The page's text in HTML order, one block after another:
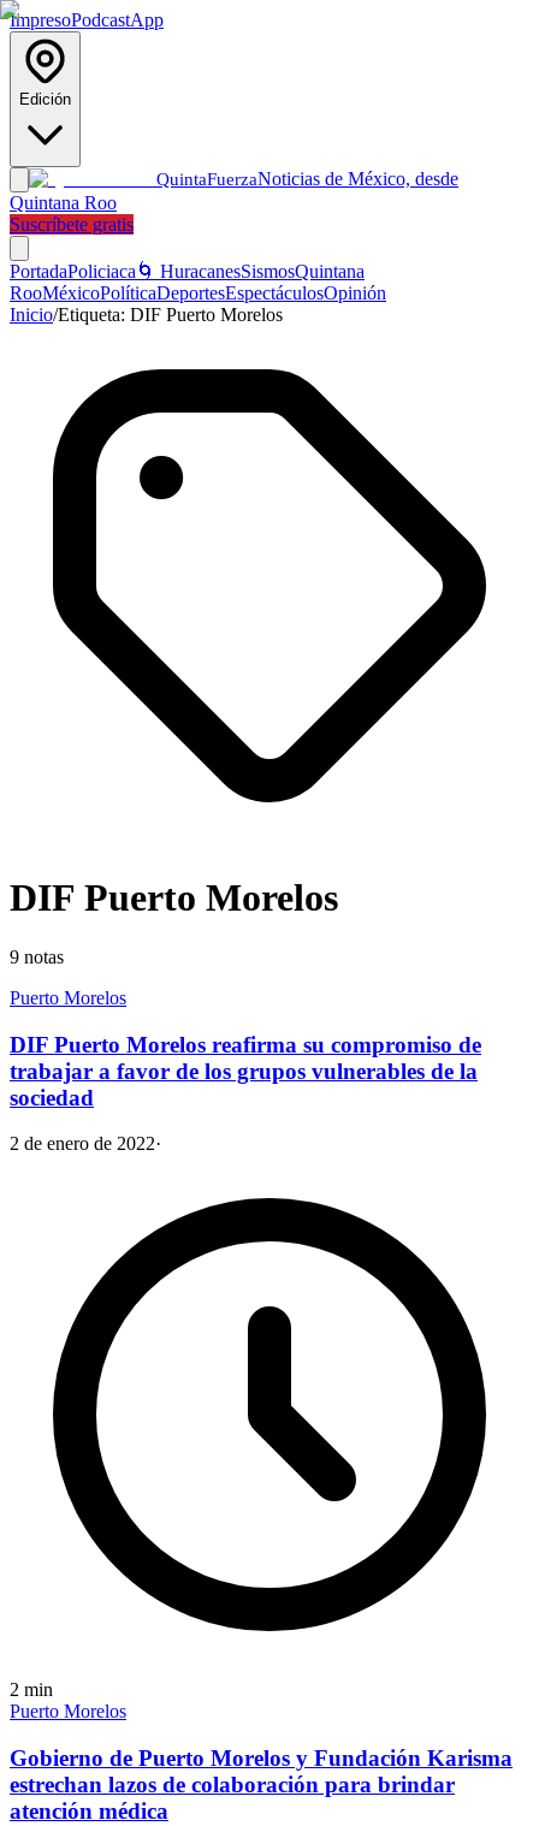
ImpresoPodcastApp
Edición
QuintaFuerzaNoticias de México, desde
Quintana Roo
Suscríbete gratis
PortadaPoliciaca 🌀 HuracanesSismosQuintana
RooMéxicoPolíticaDeportesEspectáculosOpinión
Inicio/Etiqueta: DIF Puerto Morelos
DIF Puerto Morelos
9 notas
Puerto Morelos
DIF Puerto Morelos reafirma su compromiso de
trabajar a favor de los grupos vulnerables de la
sociedad
2 de enero de 2022·
2 min
Puerto Morelos
Gobierno de Puerto Morelos y Fundación Karisma
estrechan lazos de colaboración para brindar
atención médica